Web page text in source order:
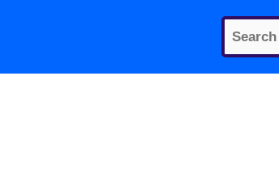
Search
for: